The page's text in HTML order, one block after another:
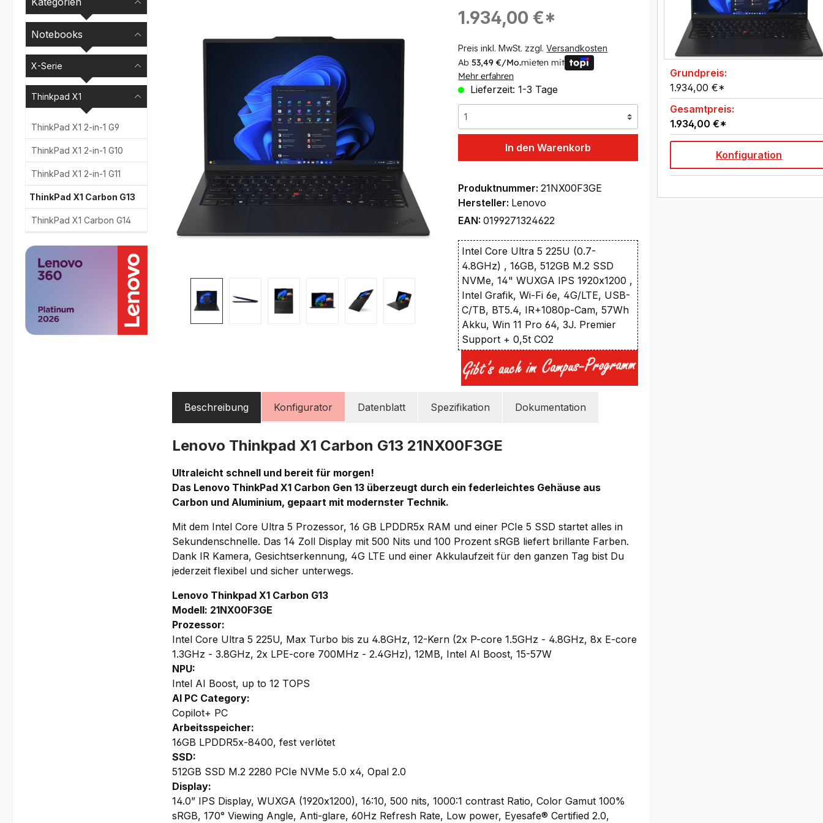
Notebooks
X-Serie
Thinkpad X1
ThinkPad X1 2-in-1 G9
ThinkPad X1 2-in-1 G10
ThinkPad X1 2-in-1 G11
ThinkPad X1 Carbon G13
ThinkPad X1 Carbon G14
Regulärer Preis:
1.934,00 €*
Preis inkl. MwSt. zzgl.Versandkosten
Ab53,49 €/Mo.mieten mit
Mehr erfahren
Lieferzeit: 1-3 Tage
In den Warenkorb
Produktnummer:21NX00F3GE
Hersteller: Lenovo
EAN:0199271324622
Intel Core Ultra 5 225U (0.7-
4.8GHz) , 16GB, 512GB M.2 SSD
NVMe, 14" WUXGA IPS 1920x1200 ,
Intel Grafik, Wi-Fi 6e, 4G/LTE, USB-
C/TB, BT5.4, IR+1080p-Cam, 57Wh
Akku, Win 11 Pro 64, 3J. Premier
Support + 0,5t CO2
Beschreibung Konfigurator Datenblatt Spezifikation Dokumentation
Lenovo Thinkpad X1 Carbon G13 21NX00F3GE
Ultraleicht schnell und bereit für morgen!
Das Lenovo ThinkPad X1 Carbon Gen 13 überzeugt durch ein federleichtes Gehäuse aus
Carbon und Aluminium, gepaart mit modernster Technik.
Mit dem Intel Core Ultra 5 Prozessor, 16 GB LPDDR5x RAM und einer PCIe 5 SSD startet alles in
Sekundenschnelle. Das 14 Zoll Display mit 500 Nits und 100 Prozent sRGB liefert brillante Farben.
Dank IR Kamera, Gesichtserkennung, 4G LTE und einer Akkulaufzeit für den ganzen Tag bist Du
jederzeit flexibel und sicher unterwegs.
Lenovo Thinkpad X1 Carbon G13
Modell: 21NX00F3GE
Prozessor:
Intel Core Ultra 5 225U, Max Turbo bis zu 4.8GHz, 12-Kern (2x P-core 1.5GHz - 4.8GHz, 8x E-core
1.3GHz - 3.8GHz, 2x LPE-core 700MHz - 2.4GHz), 12MB, Intel AI Boost, 15-57W
NPU:
Intel AI Boost, up to 12 TOPS
AI PC Category:
Copilot+ PC
Arbeitsspeicher:
16GB LPDDR5x-8400, fest verlötet
SSD:
512GB SSD M.2 2280 PCIe NVMe 5.0 x4, Opal 2.0
Display:
14.0” IPS Display, WUXGA (1920x1200), 16:10, 500 nits, 1000:1 contrast Ratio, Color Gamut 100%
sRGB, 170° Viewing Angle, Anti-glare, 60Hz Refresh Rate, Low power, Eyesafe® Certified 2.0,
Grundpreis:
1.934,00 €*
Gesamtpreis:
1.934,00 €*
Konfiguration